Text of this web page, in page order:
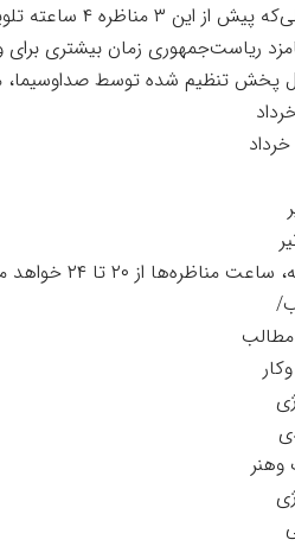
۴ ساعته تلویزیونی درنظر گرفته می‌شد.
ریاست‌جمهوری زمان بیشتری
پخش تنظیم شده توسط صداوسیما،
از ۲۰ تا ۲۴ خواهد می بود.
وهنر